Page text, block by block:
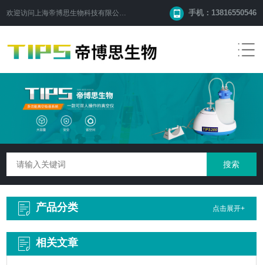
欢迎访问 上海帝博思生物科技有限公司 手机：13816550546
产品分类 点击展开+
相关文章